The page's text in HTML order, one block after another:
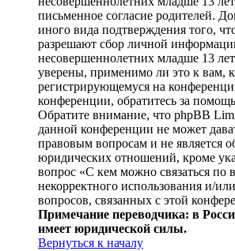
письменное согласие родителей.
иного вида подтверждения того,
разрешают сбор личной
несовершеннолетних младше 13
уверены, применимо ли это к вам,
регистрирующемуся на
конференции, обратитесь за
Обратите внимание, что phpBB
данной конференции не может
правовым вопросам и не является
юридических отношений, кроме
вопрос «С кем можно связаться по
некорректного использования и/
вопросов, связанных с этой
Примечание переводчика: в
имеет юридической силы.
Вернуться к началу